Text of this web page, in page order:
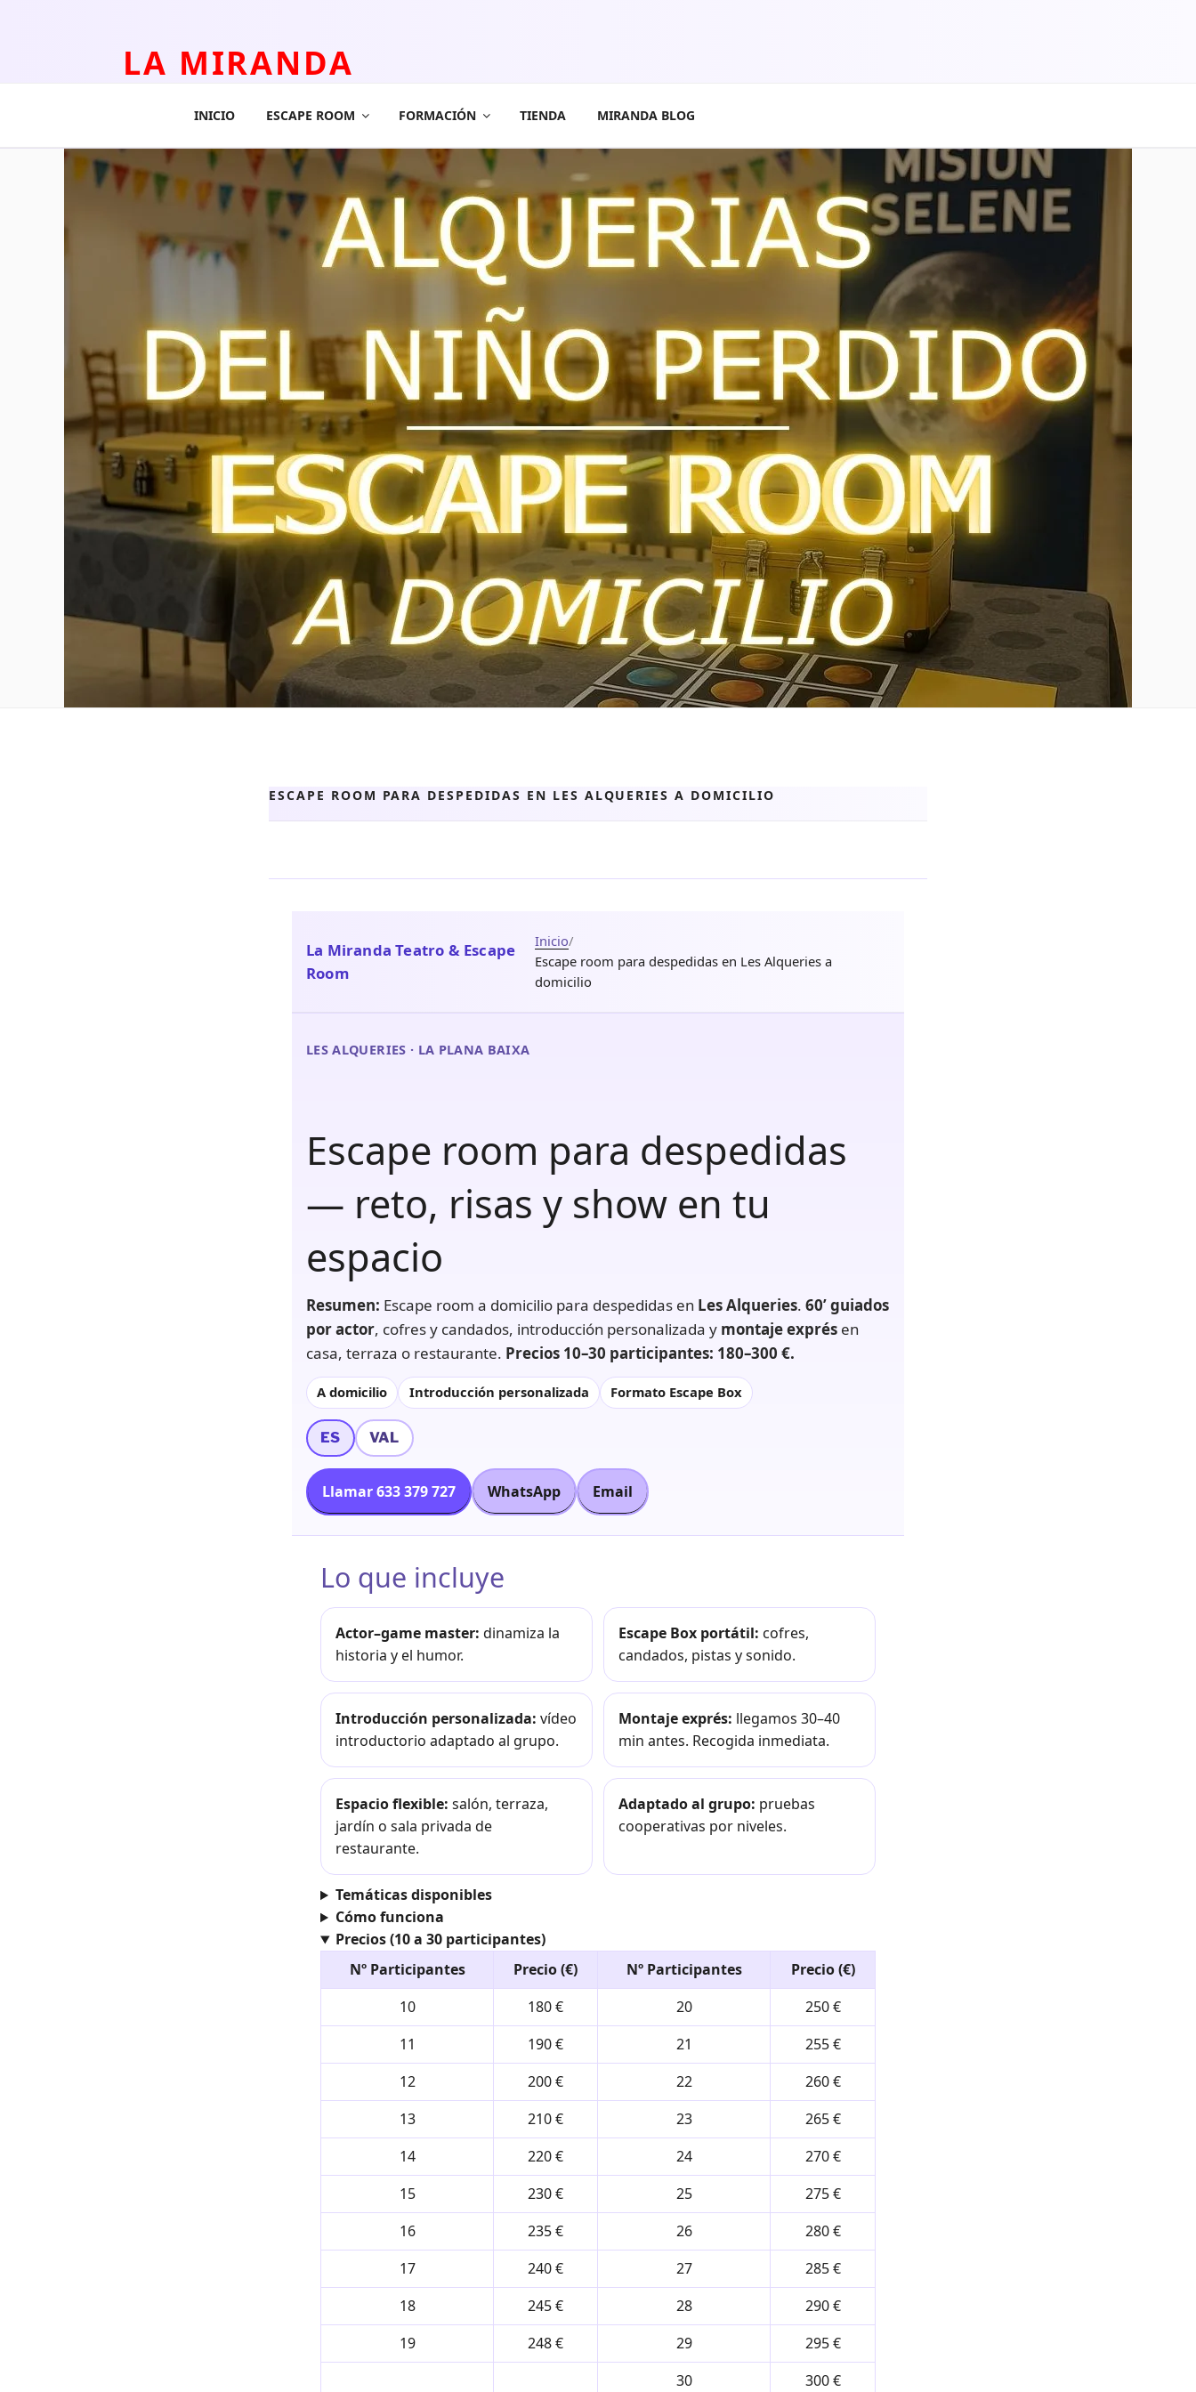
LA MIRANDA
INICIO ESCAPE ROOM FORMACIÓN TIENDA MIRANDA BLOG
ESCAPE ROOM PARA DESPEDIDAS EN LES ALQUERIES A DOMICILIO
La Miranda Teatro & Escape
Room
Inicio/
Escape room para despedidas en Les Alqueries a
domicilio
LES ALQUERIES · LA PLANA BAIXA
Escape room para despedidas
— reto, risas y show en tu
espacio
Resumen: Escape room a domicilio para despedidas en Les Alqueries. 60’ guiados
por actor, cofres y candados, introducción personalizada y montaje exprés en
casa, terraza o restaurante. Precios 10–30 participantes: 180–300 €.
A domicilio Introducción personalizada Formato Escape Box
ES VAL
Llamar 633 379 727 WhatsApp Email
Lo que incluye
Actor–game master: dinamiza la
historia y el humor.
Escape Box portátil: cofres,
candados, pistas y sonido.
Introducción personalizada: vídeo
introductorio adaptado al grupo.
Montaje exprés: llegamos 30–40
min antes. Recogida inmediata.
Espacio flexible: salón, terraza,
jardín o sala privada de
restaurante.
Adaptado al grupo: pruebas
cooperativas por niveles.
Temáticas disponibles
Cómo funciona
Precios (10 a 30 participantes)
Nº Participantes
Precio (€) Nº Participantes
Precio (€)
10
180 € 20
250 €
11
190 € 21
255 €
12
200 € 22
260 €
13
210 € 23
265 €
14
220 € 24
270 €
15
230 € 25
275 €
16
235 € 26
280 €
17
240 € 27
285 €
18
245 € 28
290 €
19
248 € 29
295 €
30
300 €